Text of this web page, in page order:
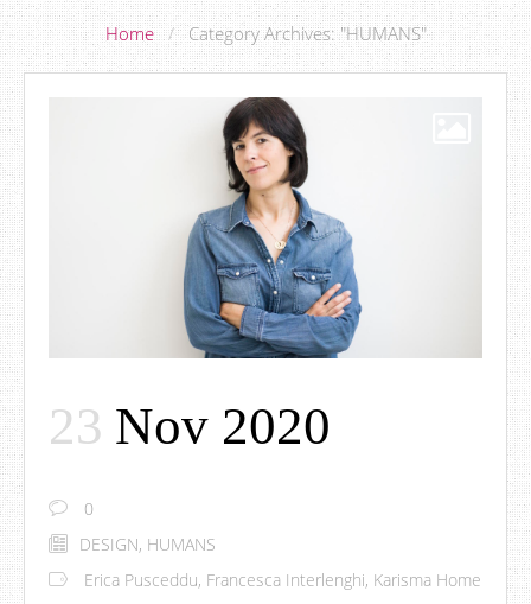
Home / Category Archives: "HUMANS"
23 Nov 2020
0
DESIGN, HUMANS
Erica Pusceddu, Francesca Interlenghi, Karisma Home